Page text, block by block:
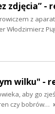
zdjęcia” -
z
Włodzimierz
wilku" -
aby go
czy bobrów…